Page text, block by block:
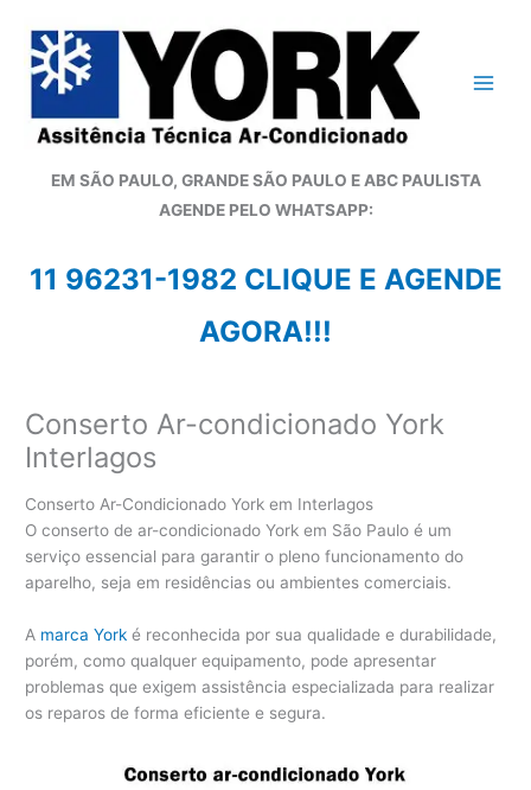
para
conteúdo
EM SÃO PAULO, GRANDE SÃO PAULO E ABC PAULISTA
AGENDE PELO WHATSAPP:
11 96231-1982 CLIQUE E AGENDE
AGORA!!!
Conserto Ar-condicionado York
Interlagos
Conserto Ar-Condicionado York em Interlagos
O conserto de ar-condicionado York em São Paulo é um
serviço essencial para garantir o pleno funcionamento do
aparelho, seja em residências ou ambientes comerciais.
A marca York é reconhecida por sua qualidade e durabilidade,
porém, como qualquer equipamento, pode apresentar
problemas que exigem assistência especializada para realizar
os reparos de forma eficiente e segura.